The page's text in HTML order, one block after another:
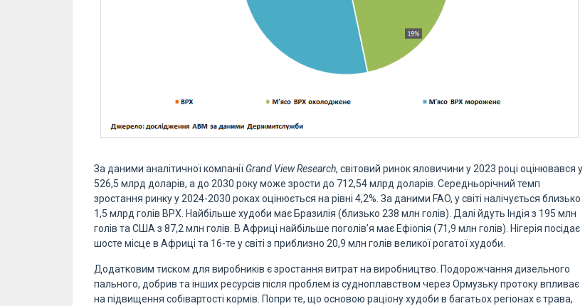
За даними аналітичної компанії Grand View Research, світовий ринок яловичини у 2023 році оцінювався у
526,5 млрд доларів, а до 2030 року може зрости до 712,54 млрд доларів. Середньорічний темп
зростання ринку у 2024-2030 роках оцінюється на рівні 4,2%. За даними FAO, у світі налічується близько
1,5 млрд голів ВРХ. Найбільше худоби має Бразилія (близько 238 млн голів). Далі йдуть Індія з 195 млн
голів та США з 87,2 млн голів. В Африці найбільше поголів’я має Ефіопія (71,9 млн голів). Нігерія посідає
шосте місце в Африці та 16-те у світі з приблизно 20,9 млн голів великої рогатої худоби.
Додатковим тиском для виробників є зростання витрат на виробництво. Подорожчання дизельного
пального, добрив та інших ресурсів після проблем із судноплавством через Ормузьку протоку впливає
на підвищення собівартості кормів. Попри те, що основою раціону худоби в багатьох регіонах є трава,